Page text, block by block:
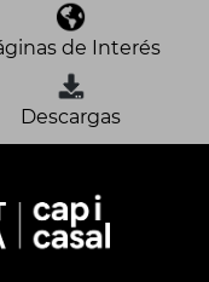
de Interés
Descargas